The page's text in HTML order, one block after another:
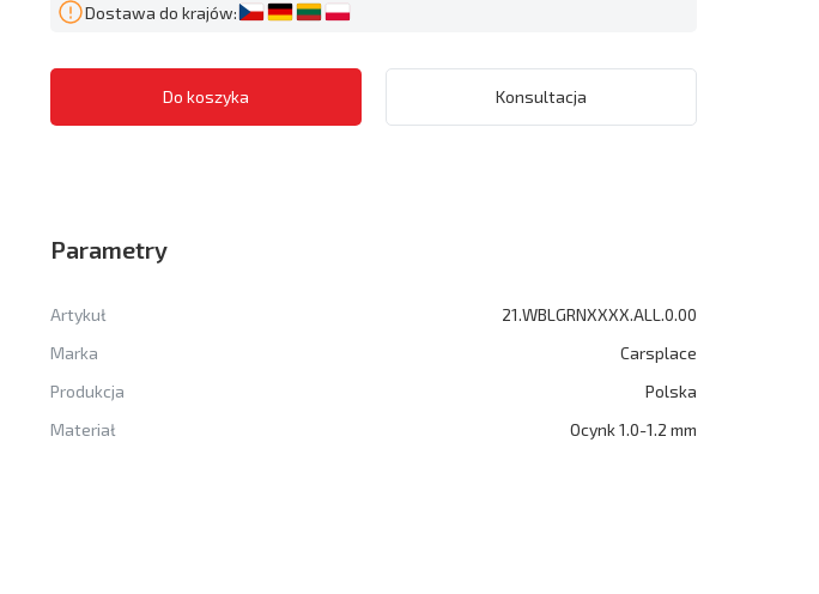
Dostawa do krajów:
Konsultacja
Parametry
Artykuł
21.WBLGRNXXXX.ALL.0.00
Marka
Carsplace
Produkcja
Polska
Materiał
Ocynk 1.0-1.2 mm